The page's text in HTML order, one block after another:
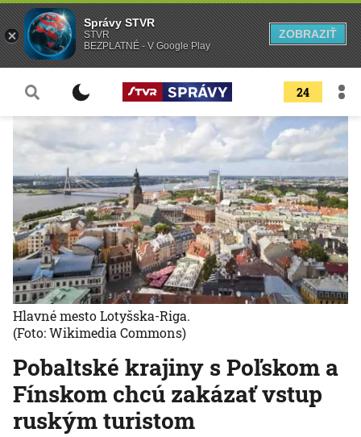
24
Pobaltské krajiny s Poľskom a
Fínskom chcú zakázať vstup
ruským turistom
Hlavné mesto Lotyšska-Riga.
(Foto: Wikimedia Commons)
Správy STVR
STVR
BEZPLATNÉ - V Google Play
ZOBRAZIŤ